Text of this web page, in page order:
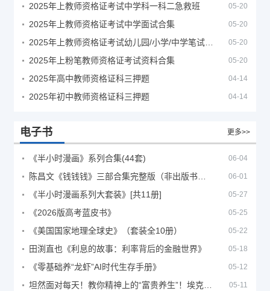
2025年上教师资格证考试中学科一科二急救班 05-20
2025年上教师资格证考试中学面试合集 05-20
05-20
2025年上粉笔教师资格证考试资料合集 05-20
2025年高中教师资格证科三押题 04-14
2025年初中教师资格证科三押题 04-14
电子书 更多>>
《半小时漫画》系列合集(44套) 06-04
06-01
《半小时漫画系列大套装》[共11册] 05-27
《2026版高考蓝皮书》 05-25
《美国国家地理全球史》（套装全10册） 05-22
田渕直也《利息的故事：利率背后的金融世界》 05-18
《零基础养“龙虾”AI时代生存手册》 05-12
05-11